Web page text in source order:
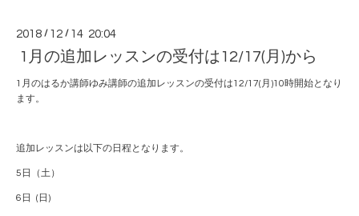
2018 / 12 / 14 20:04
1月の追加レッスンの受付は12/17(月)から
1月のはるか講師ゆみ講師の追加レッスンの受付は12/17(月)10時開始となり
ます。
追加レッスンは以下の日程となります。
5日（土）
6日 (日)